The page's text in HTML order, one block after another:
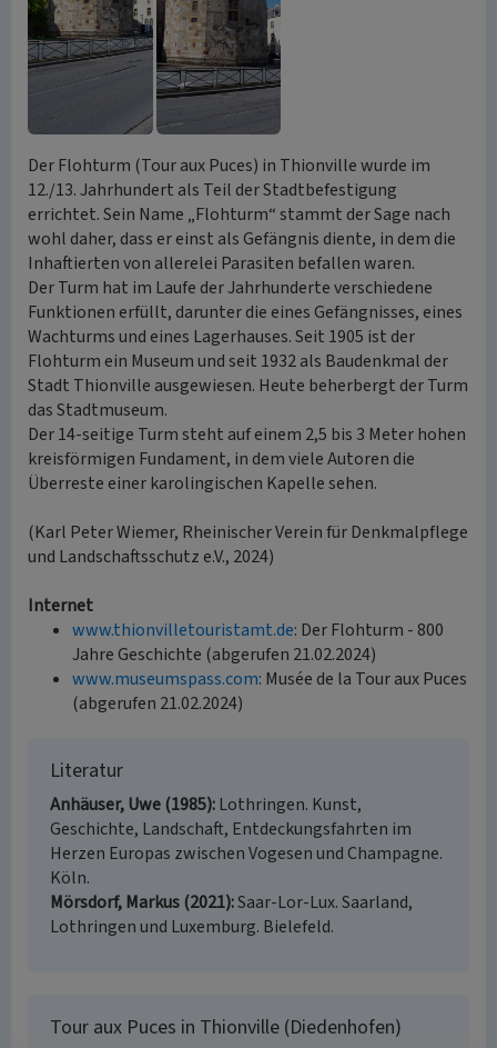
Der Flohturm (Tour aux Puces) in Thionville wurde im
12./13. Jahrhundert als Teil der Stadtbefestigung
errichtet. Sein Name „Flohturm“ stammt der Sage nach
wohl daher, dass er einst als Gefängnis diente, in dem die
Inhaftierten von allerelei Parasiten befallen waren.
Der Turm hat im Laufe der Jahrhunderte verschiedene
Funktionen erfüllt, darunter die eines Gefängnisses, eines
Wachturms und eines Lagerhauses. Seit 1905 ist der
Flohturm ein Museum und seit 1932 als Baudenkmal der
Stadt Thionville ausgewiesen. Heute beherbergt der Turm
das Stadtmuseum.
Der 14-seitige Turm steht auf einem 2,5 bis 3 Meter hohen
kreisförmigen Fundament, in dem viele Autoren die
Überreste einer karolingischen Kapelle sehen.
(Karl Peter Wiemer, Rheinischer Verein für Denkmalpflege
und Landschaftsschutz e.V., 2024)
Internet
www.thionvilletouristamt.de: Der Flohturm - 800
Jahre Geschichte (abgerufen 21.02.2024)
www.museumspass.com: Musée de la Tour aux Puces
(abgerufen 21.02.2024)
Literatur
Anhäuser, Uwe (1985) Lothringen. Kunst,
Geschichte, Landschaft, Entdeckungsfahrten im
Herzen Europas zwischen Vogesen und Champagne.
Köln.
Mörsdorf, Markus (2021) Saar-Lor-Lux. Saarland,
Lothringen und Luxemburg. Bielefeld.
Tour aux Puces in Thionville (Diedenhofen)